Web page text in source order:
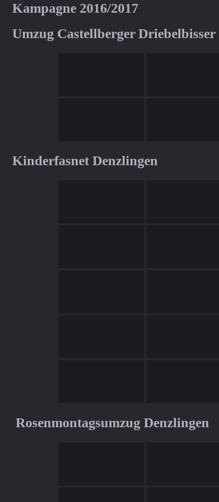
Kampagne 2016/2017
Umzug Castellberger
Kinderfasnet Denzlingen
Rosenmontagsumzug Denzlingen